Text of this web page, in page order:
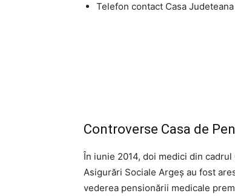
Telefon contact Casa
Controverse Casa de
În iunie 2014, doi medici din
Asigurări Sociale Argeș au fost
vederea pensionării medicale